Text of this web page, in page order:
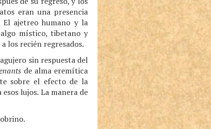
eran una presencia
El ajetreo humano y la
místico, tibetano y
los recién regresados.
sin respuesta del
de alma eremítica
sobre el efecto de la
lujos. La manera de